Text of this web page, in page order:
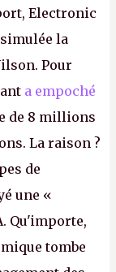
Electronic
la
Pour
a empoché
de 8 millions
La raison ?
de
une «
Qu'importe,
tombe